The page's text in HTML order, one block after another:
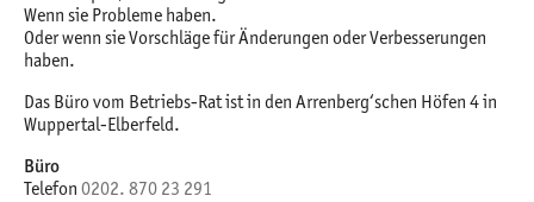
Wenn sie Probleme haben.
Oder wenn sie Vorschläge für Änderungen oder Verbesserungen
haben.
Das Büro vom Betriebs-Rat ist in den Arrenberg‘schen Höfen 4 in
Wuppertal-Elberfeld.
Büro
Telefon 0202. 870 23 291